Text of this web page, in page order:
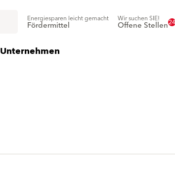
Energiesparen leicht gemacht
Fördermittel
Wir suchen SIE!
Offene Stellen24
Unternehmen